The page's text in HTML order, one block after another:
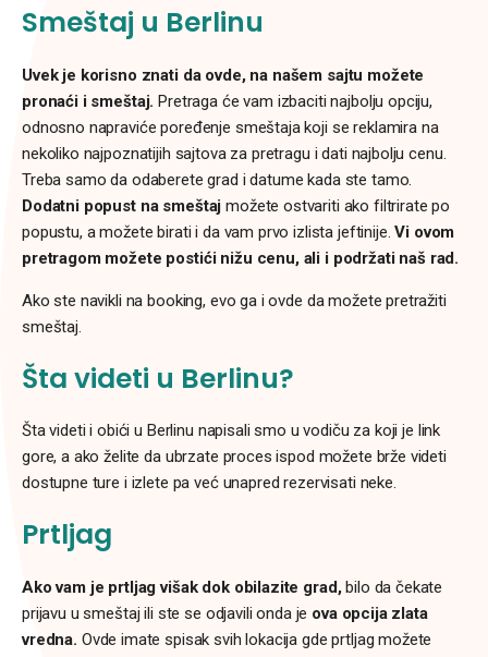
Smeštaj u Berlinu
Uvek je korisno znati da ovde, na našem sajtu možete
pronaći i smeštaj.Pretraga će vam izbaciti najbolju opciju,
odnosno napraviće poređenje smeštaja koji se reklamira na
nekoliko najpoznatijih sajtova za pretragu i dati najbolju cenu.
Treba samo da odaberete grad i datume kada ste tamo.
Dodatni popust na smeštaj možete ostvariti ako filtrirate po
popustu, a možete birati i da vam prvo izlista jeftinije.Vi ovom
pretragom možete postići nižu cenu, ali i podržati naš rad.
Ako ste navikli na booking, evo ga i ovde da možete pretražiti
smeštaj.
Šta videti u Berlinu?
Šta videti i obići u Berlinu napisali smo u vodiču za koji je link
gore, a ako želite da ubrzate proces ispod možete brže videti
dostupne ture i izlete pa već unapred rezervisati neke.
Prtljag
Ako vam je prtljag višak dok obilazite grad,bilo da čekate
prijavu u smeštaj ili ste se odjavili onda je ova opcija zlata
vredna. Ovde imate spisak svih lokacija gde prtljag možete